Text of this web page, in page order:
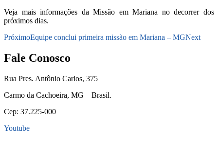
Veja mais informações da Missão em Mariana no decorrer dos
próximos dias.
PróximoEquipe conclui primeira missão em Mariana – MGNext
Fale Conosco
Rua Pres. Antônio Carlos, 375
Carmo da Cachoeira, MG – Brasil.
Cep: 37.225-000
Youtube